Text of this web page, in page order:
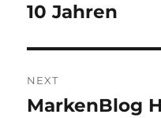
post:
10 Jahren
NEXT
Next
MarkenBlog